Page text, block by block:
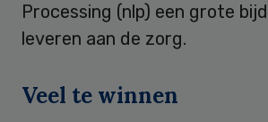
Processing (nlp) een grote
leveren aan de zorg.
Veel te winnen